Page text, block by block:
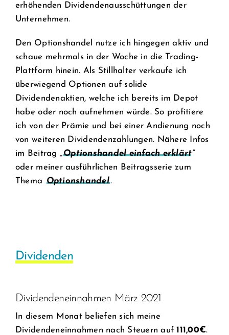
erhöhenden Dividendenausschüttungen der
Unternehmen.
Den Optionshandel nutze ich hingegen aktiv und
schaue mehrmals in der Woche in die Trading-
Plattform hinein. Als Stillhalter verkaufe ich
überwiegend Optionen auf solide
Dividendenaktien, welche ich bereits im Depot
habe oder noch aufnehmen würde. So profitiere
ich von der Prämie und bei einer Andienung noch
von weiteren Dividendenzahlungen. Nähere Infos
im Beitrag „Optionshandel einfach erklärt“
oder meiner ausführlichen Beitragsserie zum
Thema Optionshandel.
Dividenden
Dividendeneinnahmen März 2021
In diesem Monat beliefen sich meine
Dividendeneinnahmen nach Steuern auf111,00€.